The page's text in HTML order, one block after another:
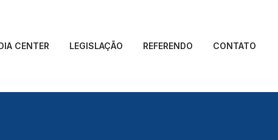
CENTER LEGISLAÇÃO REFERENDO CONTATO